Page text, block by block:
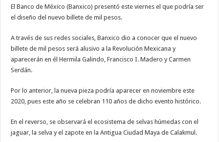
El Banco de México (Banxico) presentó este viernes el que podría ser
el diseño del nuevo billete de mil pesos.
A través de sus redes sociales, Banxico dio a conocer que el nuevo
billete de mil pesos será alusivo a la Revolución Mexicana y
aparecerán en él Hermila Galindo, Francisco I. Madero y Carmen
Serdán.
Por lo anterior, la nueva pieza podría aparecer en noviembre este
2020, pues este año se celebran 110 años de dicho evento histórico.
En el reverso, se observará el ecosistema de selvas húmedas con el
jaguar, la selva y el zapote en la Antigua Ciudad Maya de Calakmul.